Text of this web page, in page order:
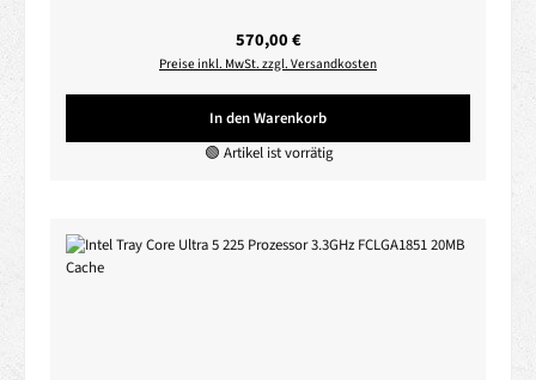
Regulärer Preis:
570,00 €
Preise inkl. MwSt. zzgl. Versandkosten
In den Warenkorb
🟢 Artikel ist vorrätig